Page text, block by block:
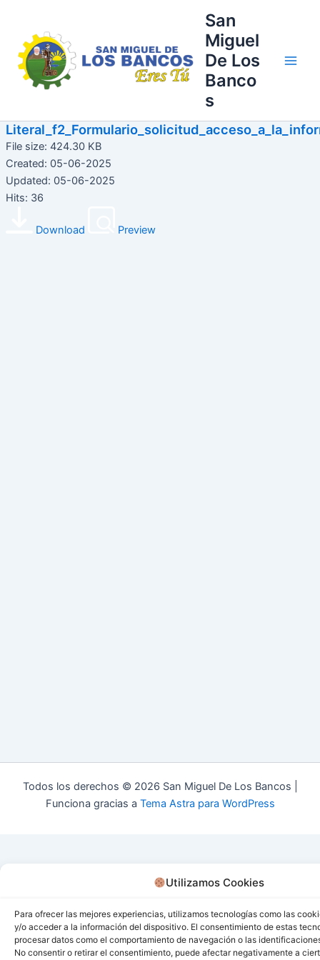
Utilizamos Cookies
Para ofrecer las mejores experiencias, utilizamos tecnologías como las
y/o acceder a la información del dispositivo. El consentimiento de estas
procesar datos como el comportamiento de navegación o las
No consentir o retirar el consentimiento, puede afectar negativamente a
contenido
San
Miguel
De Los
Banco
s
File size: 424.30 KB
Created: 05-06-2025
Updated: 05-06-2025
Hits: 36
Download Preview
Todos los derechos © 2026 San Miguel De Los Bancos |
Funciona gracias a Tema Astra para WordPress